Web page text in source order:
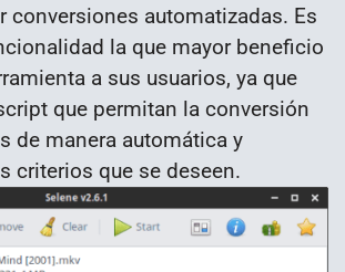
conversiones automatizadas. Es
la que mayor beneficio
a sus usuarios, ya que
que permitan la conversión
de manera automática y
criterios que se deseen.